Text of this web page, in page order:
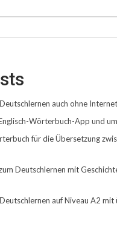
auch ohne Internet
Wörterbuch-App und
für die Übersetzung
Deutschlernen mit
auf Niveau A2